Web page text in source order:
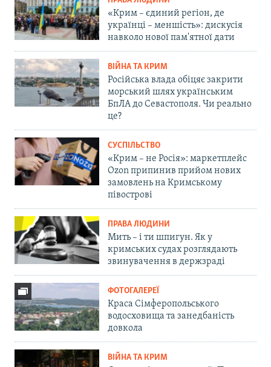
«Крим – єдиний регіон, де
українці – меншість»: дискусія
навколо нової пам'ятної дати
ВІЙНА ТА КРИМ
Російська влада обіцяє закрити
морський шлях українським
БпЛА до Севастополя. Чи реально
це?
СУСПІЛЬСТВО
«Крим – не Росія»: маркетплейс
Ozon припинив прийом нових
замовлень на Кримському
півострові
ПРАВА ЛЮДИНИ
Мить – і ти шпигун. Як у
кримських судах розглядають
звинувачення в держзраді
ФОТОГАЛЕРЕЇ
Краса Сімферопольського
водосховища та занедбаність
довкола
ВІЙНА ТА КРИМ